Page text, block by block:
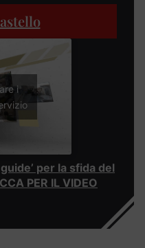
i
per la sfida del
PER IL VIDEO